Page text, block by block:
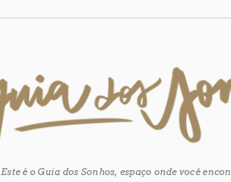
Este é o Guia dos Sonhos, espaço onde você